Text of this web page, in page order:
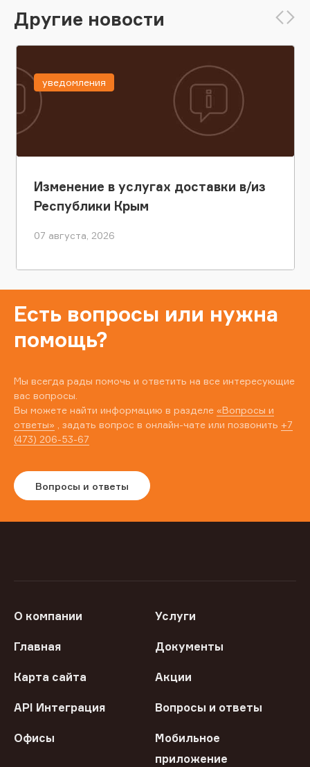
Другие новости
Изменение в услугах доставки в/из
Республики Крым
07 августа, 2026
уведомления
Есть вопросы или нужна
помощь?
Мы всегда рады помочь и ответить на все интересующие
вас вопросы.
Вы можете найти информацию в разделе «Вопросы и
ответы» , задать вопрос в онлайн-чате или позвонить +7
(473) 206-53-67
Вопросы и ответы
О компании Услуги
Главная Документы
Карта сайта Акции
API Интеграция Вопросы и ответы
Офисы
Мобильное
приложение